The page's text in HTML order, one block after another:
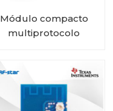
Módulo compacto
multiprotocolo